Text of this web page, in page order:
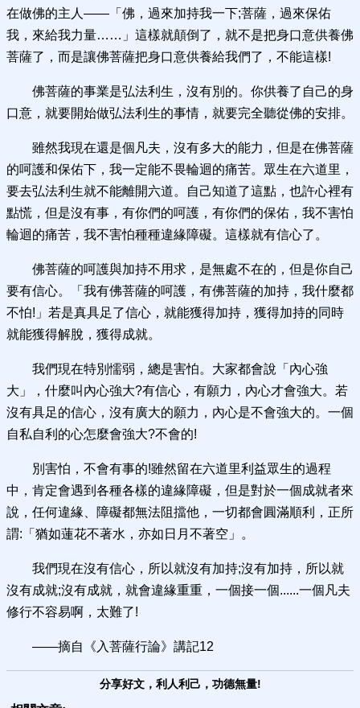
在做佛的主人——「佛，過來加持我一下;菩薩，過來保佑
我，來給我力量……」這樣就顛倒了，就不是把身口意供養佛
菩薩了，而是讓佛菩薩把身口意供養給我們了，不能這樣!
佛菩薩的事業是弘法利生，沒有別的。你供養了自己的身
口意，就要開始做弘法利生的事情，就要完全聽從佛的安排。
雖然我現在還是個凡夫，沒有多大的能力，但是在佛菩薩
的呵護和保佑下，我一定能不畏輪迴的痛苦。眾生在六道里，
要去弘法利生就不能離開六道。自己知道了這點，也許心裡有
點慌，但是沒有事，有你們的呵護，有你們的保佑，我不害怕
輪迴的痛苦，我不害怕種種違緣障礙。這樣就有信心了。
佛菩薩的呵護與加持不用求，是無處不在的，但是你自己
要有信心。「我有佛菩薩的呵護，有佛菩薩的加持，我什麼都
不怕!」若是真具足了信心，就能獲得加持，獲得加持的同時
就能獲得解脫，獲得成就。
我們現在特別懦弱，總是害怕。大家都會說「內心強
大」，什麼叫內心強大?有信心，有願力，內心才會強大。若
沒有具足的信心，沒有廣大的願力，內心是不會強大的。一個
自私自利的心怎麼會強大?不會的!
別害怕，不會有事的!雖然留在六道里利益眾生的過程
中，肯定會遇到各種各樣的違緣障礙，但是對於一個成就者來
說，任何違緣、障礙都無法阻擋他，一切都會圓滿順利，正所
謂:「猶如蓮花不著水，亦如日月不著空」。
我們現在沒有信心，所以就沒有加持;沒有加持，所以就
沒有成就;沒有成就，就會違緣重重，一個接一個......一個凡夫
修行不容易啊，太難了!
——摘自《入菩薩行論》講記12
分享好文，利人利己，功德無量!